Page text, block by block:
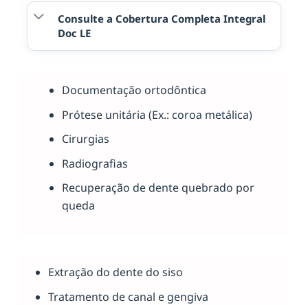
Consulte a Cobertura Completa Integral
Doc LE
Documentação ortodôntica
Prótese unitária (Ex.: coroa metálica)
Cirurgias
Radiografias
Recuperação de dente quebrado por
queda
Extração do dente do siso
Tratamento de canal e gengiva